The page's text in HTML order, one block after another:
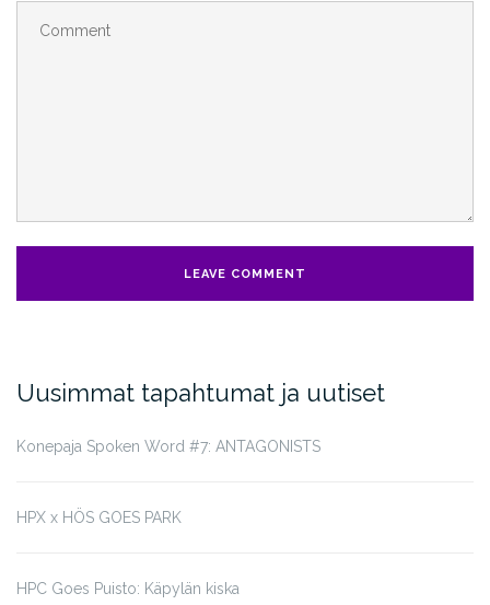
Uusimmat tapahtumat ja uutiset
Konepaja Spoken Word #7: ANTAGONISTS
HPX x HÖS GOES PARK
HPC Goes Puisto: Käpylän kiska